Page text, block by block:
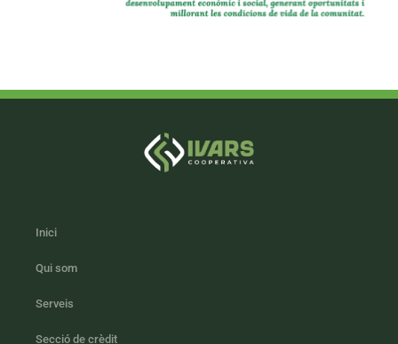
Inici
Qui som
Serveis
Secció de crèdit